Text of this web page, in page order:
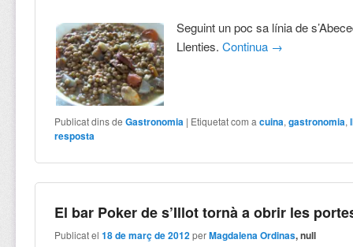
Seguint un poc sa línia de
Llenties.Continua →
Publicat dins de Gastronomia | Etiquetat com a cuina,gastronomia,
resposta
El bar Poker de s’Illot tornà a obrir les
Publicat el18 de març de 2012 perMagdalena Ordinas, null